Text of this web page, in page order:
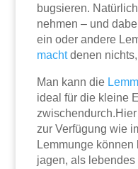
bugsieren.
nehmen – und
ein oder andere
machtdenen
Man kann die
ideal für die kleine
zur Verfügung wie
Lemmunge
jagen, als